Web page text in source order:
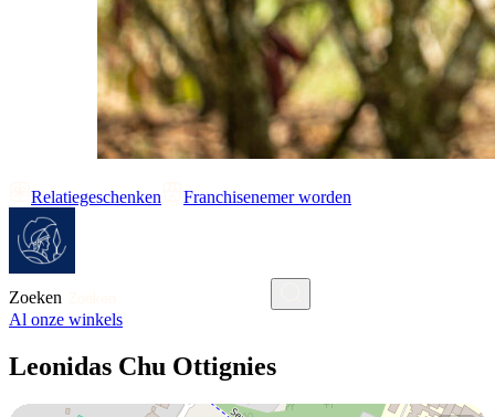
Relatiegeschenken Franchisenemer worden
Zoeken
Al onze winkels
Leonidas Chu Ottignies